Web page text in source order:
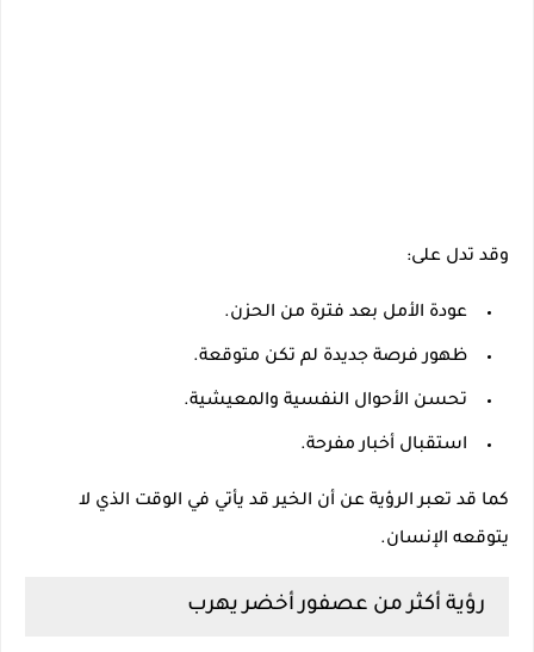
وقد تدل على:
عودة الأمل بعد فترة من الحزن.
ظهور فرصة جديدة لم تكن متوقعة.
تحسن الأحوال النفسية والمعيشية.
استقبال أخبار مفرحة.
كما قد تعبر الرؤية عن أن الخير قد يأتي في الوقت الذي لا
يتوقعه الإنسان.
رؤية أكثر من عصفور أخضر يهرب